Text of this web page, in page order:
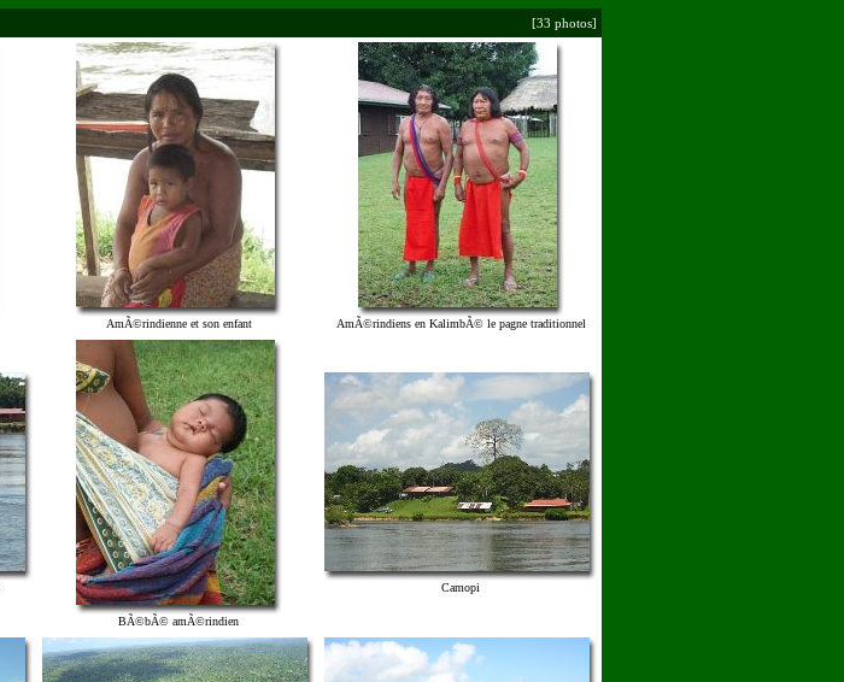
[33 photos]
AmÃ©rindienne et son enfant AmÃ©rindiens en KalimbÃ© le pagne traditionnel
BÃ©bÃ© amÃ©rindien
Camopi